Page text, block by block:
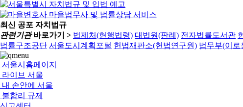
최신 공포 자치법규
관련기관바로가기 > 법제처(현행법령) 대법원(판례) 전자법률도서관
법률구조공단 서울도시계획포털 헌법재판소(헌법연구원) 법무부(이로
서울시홈페이지
라이브 서울
내 손안에 서울
불합리 규제